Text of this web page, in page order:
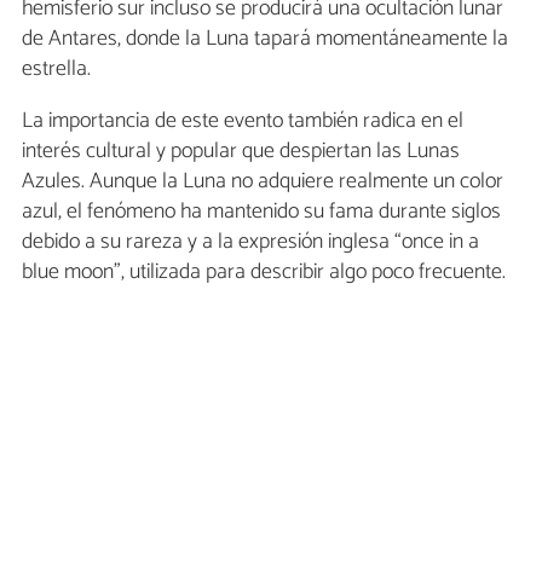
hemisferio sur incluso se producirá una ocultación lunar
de Antares, donde la Luna tapará momentáneamente la
estrella.
La importancia de este evento también radica en el
interés cultural y popular que despiertan las Lunas
Azules. Aunque la Luna no adquiere realmente un color
azul, el fenómeno ha mantenido su fama durante siglos
debido a su rareza y a la expresión inglesa “once in a
blue moon”, utilizada para describir algo poco frecuente.